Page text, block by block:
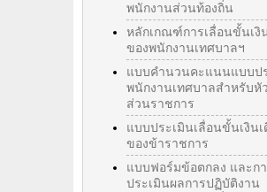
พนักงานส่วนท้องถิ่น
หลักเกณฑ์การเลื่อนขั้นเงิ
ของพนักงานเทศบาลฯ
แบบคำนวนคะแนนแบบป
พนักงานเทศบาลสำหรับหั
ส่วนราชการ
แบบประเมินเลื่อนขั้นเงิน
ของข้าราชการ
แบบฟอร์มข้อตกลง และก
ประเมินผลการปฏิบัติงาน